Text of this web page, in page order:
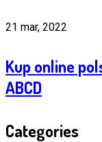
21 mar, 2022
Kup online
ABCD
Categories